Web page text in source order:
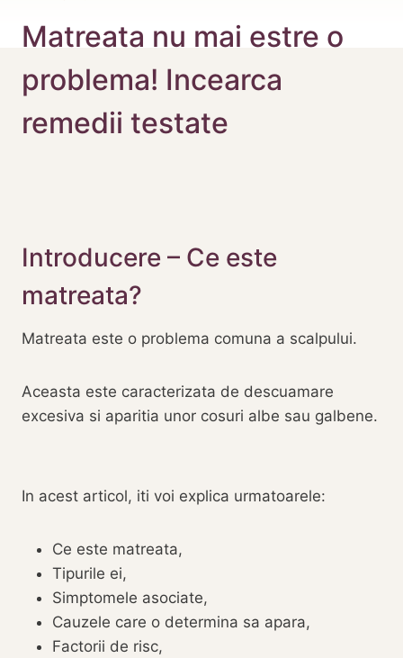
Matreata nu mai estre o
problema! Incearca
remedii testate
Introducere – Ce este
matreata?
Matreata este o problema comuna a scalpului.
Aceasta este caracterizata de descuamare
excesiva si aparitia unor cosuri albe sau galbene.
In acest articol, iti voi explica urmatoarele:
Ce este matreata,
Tipurile ei,
Simptomele asociate,
Cauzele care o determina sa apara,
Factorii de risc,